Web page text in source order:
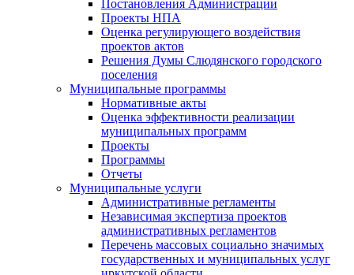
Постановления Администрации
Проекты НПА
Оценка регулирующего воздействия
проектов актов
Решения Думы Слюдянского городского
поселения
Муниципальные программы
Нормативные акты
Оценка эффективности реализации
муниципальных программ
Проекты
Программы
Отчеты
Муниципальные услуги
Административные регламенты
Независимая экспертиза проектов
административных регламентов
Перечень массовых социально значимых
государственных и муниципальных услуг